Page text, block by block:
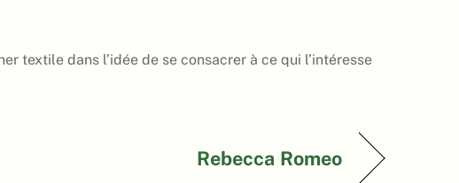
textile dans l’idée de se consacrer à ce qui l’intéresse
Rebecca Romeo